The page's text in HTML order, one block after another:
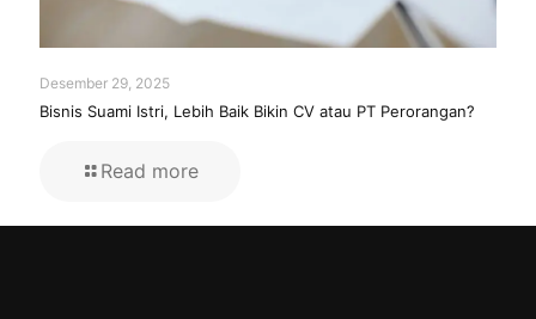
Desember 29, 2025
Bisnis Suami Istri, Lebih Baik Bikin CV atau PT Perorangan?
Read more